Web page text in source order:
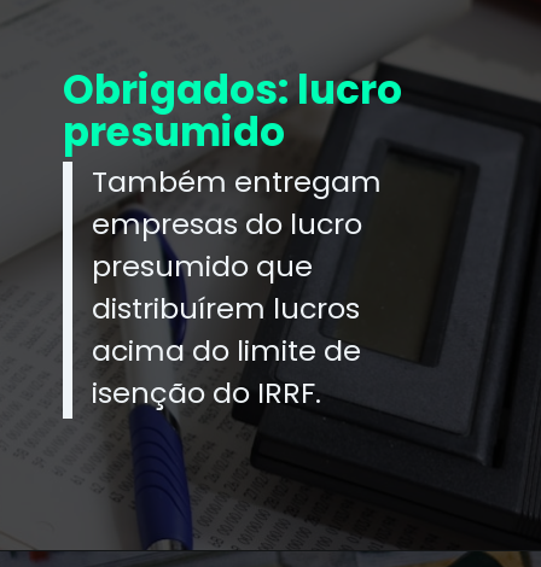
Obrigados: lucro
presumido
Também entregam
empresas do lucro
presumido que
distribuírem lucros
acima do limite de
isenção do IRRF.